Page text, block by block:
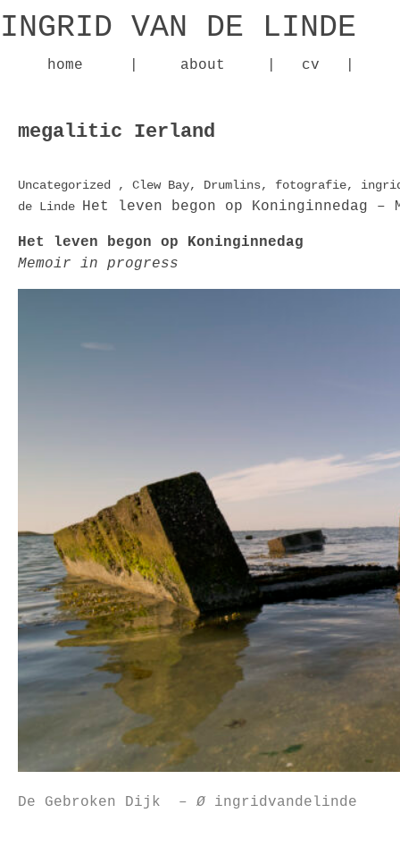
INGRID VAN DE LINDE
home about cv
megalitic Ierland
Uncategorized , Clew Bay, Drumlins, fotografie,
de Linde Het leven begon op Koninginnedag
Het leven begon op Koninginnedag
Memoir in progress
De Gebroken Dijk – Ø ingridvandelinde